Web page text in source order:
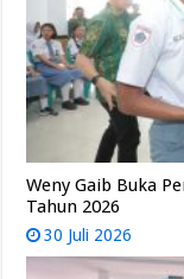
Weny Gaib Buka
Tahun 2026
30 Juli 2026